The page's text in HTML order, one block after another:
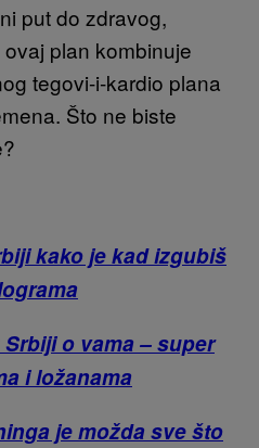
put do zdravog,
plan kombinuje
tegovi-i-kardio plana
Što ne biste
kako je kad izgubiš
o vama – super
i ložanama
je možda sve što